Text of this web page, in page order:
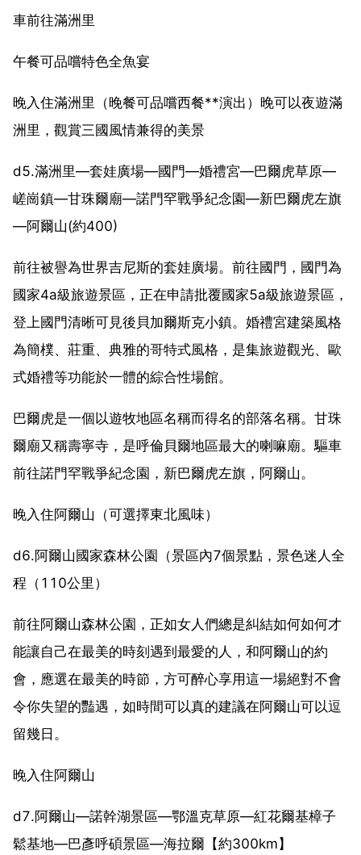
車前往滿洲里
午餐可品嚐特色全魚宴
晚入住滿洲里（晚餐可品嚐西餐**演出）晚可以夜遊滿
洲里，觀賞三國風情兼得的美景
d5.滿洲里—套娃廣場—國門—婚禮宮—巴爾虎草原—
嵯崗鎮—甘珠爾廟—諾門罕戰爭紀念園—新巴爾虎左旗
—阿爾山(約400)
前往被譽為世界吉尼斯的套娃廣場。前往國門，國門為
國家4a級旅遊景區，正在申請批覆國家5a級旅遊景區，
登上國門清晰可見後貝加爾斯克小鎮。婚禮宮建築風格
為簡樸、莊重、典雅的哥特式風格，是集旅遊觀光、歐
式婚禮等功能於一體的綜合性場館。
巴爾虎是一個以遊牧地區名稱而得名的部落名稱。甘珠
爾廟又稱壽寧寺，是呼倫貝爾地區最大的喇嘛廟。驅車
前往諾門罕戰爭紀念園，新巴爾虎左旗，阿爾山。
晚入住阿爾山（可選擇東北風味）
d6.阿爾山國家森林公園（景區內7個景點，景色迷人全
程（110公里）
前往阿爾山森林公園，正如女人們總是糾結如何如何才
能讓自己在最美的時刻遇到最愛的人，和阿爾山的約
會，應選在最美的時節，方可醉心享用這一場絕對不會
令你失望的豔遇，如時間可以真的建議在阿爾山可以逗
留幾日。
晚入住阿爾山
d7.阿爾山—諾幹湖景區—鄂溫克草原—紅花爾基樟子
鬆基地—巴彥呼碩景區—海拉爾【約300km】